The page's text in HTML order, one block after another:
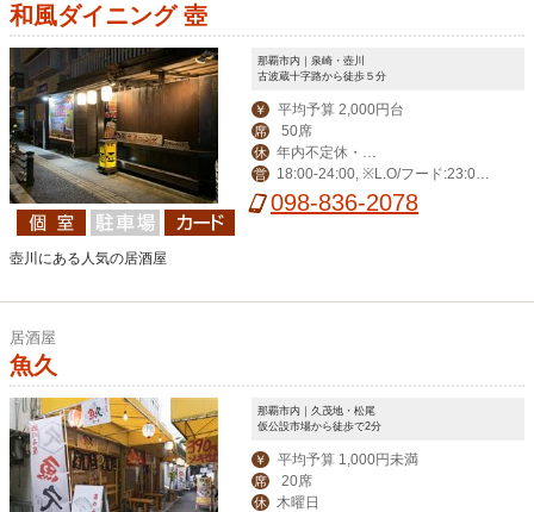
和風ダイニング 壺
那覇市内｜泉崎・壺川
古波蔵十字路から徒歩５分
￥ 平均予算 2,000円台
席 50席
休
年内不定休・お
盆・大晦日・正月三
が日
営
18:00-24:00, ※L.O/フード:23:0
0・ドリンク:23:30
098-836-2078
壺川にある人気の居酒屋
居酒屋
魚久
那覇市内｜久茂地・松尾
仮公設市場から徒歩で2分
￥ 平均予算 1,000円未満
席 20席
休 木曜日